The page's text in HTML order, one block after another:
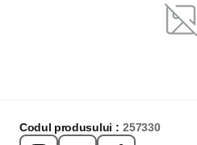
Codul produsului : 257330